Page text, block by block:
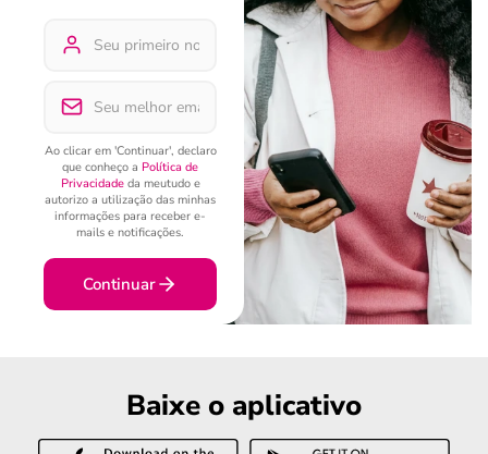
Ao clicar em 'Continuar', declaro
que conheço a Política de
Privacidadeda meutudo e
autorizo a utilização das minhas
informações para receber e-
mails e notificações.
Continuar
Baixe o aplicativo